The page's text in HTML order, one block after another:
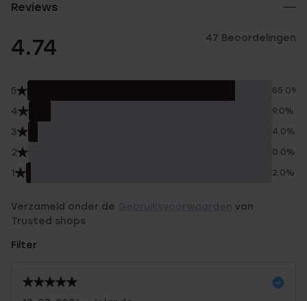
Reviews
4.74 47 Beoordelingen
5 85.0%
4 9.0%
3 4.0%
2 0.0%
1 2.0%
Verzameld onder de
van
Trusted shops
Filter